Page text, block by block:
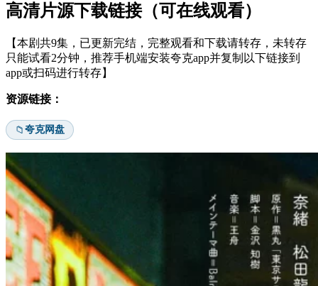
高清片源下载链接（可在线观看）
【本剧共9集，已更新完结，完整观看和下载请转存，未转存
只能试看2分钟，推荐手机端安装夸克app并复制以下链接到
app或扫码进行转存】
资源链接：
📁夸克网盘